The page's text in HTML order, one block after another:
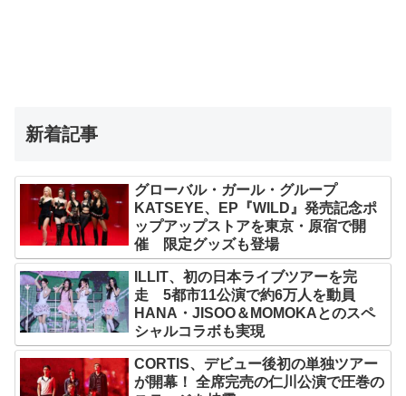
新着記事
グローバル・ガール・グループ
KATSEYE、EP『WILD』発売記念ポ
ップアップストアを東京・原宿で開
催 限定グッズも登場
ILLIT、初の日本ライブツアーを完
走 5都市11公演で約6万人を動員
HANA・JISOO＆MOMOKAとのスペ
シャルコラボも実現
CORTIS、デビュー後初の単独ツアー
が開幕！ 全席完売の仁川公演で圧巻の